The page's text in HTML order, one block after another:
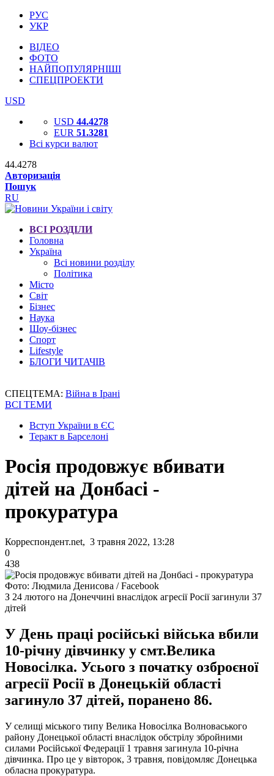
РУС
УКР
ВІДЕО
ФОТО
НАЙПОПУЛЯРНІШІ
СПЕЦПРОЕКТИ
USD
USD 44.4278
EUR 51.3281
Всі курси валют
44.4278
Авторизація
Пошук
RU
ВСІ РОЗДІЛИ
Головна
Україна
Всі новини розділу
Політика
Місто
Світ
Бізнес
Наука
Шоу-бізнес
Спорт
Lifestyle
БЛОГИ ЧИТАЧІВ
СПЕЦТЕМА: Війна в Ірані
ВСІ ТЕМИ
Вступ України в ЄС
Теракт в Барселоні
Росія продовжує вбивати
дітей на Донбасі -
прокуратура
Корреспондент.net, 3 травня 2022, 13:28
0
438
Фото: Людмила Денисова / Facebook
З 24 лютого на Донеччині внаслідок агресії Росії загинули 37
дітей
У День праці російські війська вбили
10-річну дівчинку у смт.Велика
Новосілка. Усього з початку озброєної
агресії Росії в Донецькій області
загинуло 37 дітей, поранено 86.
У селищі міського типу Велика Новосілка Волноваського
району Донецької області внаслідок обстрілу збройними
силами Російської Федерації 1 травня загинула 10-річна
дівчинка. Про це у вівторок, 3 травня, повідомляє Донецька
обласна прокуратура.